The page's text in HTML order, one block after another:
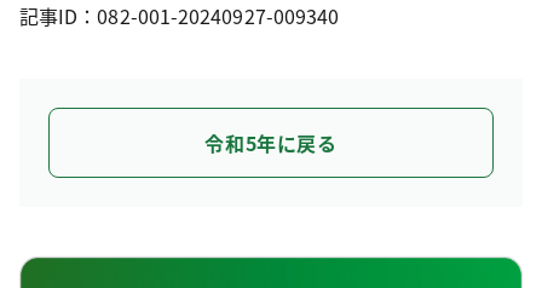
記事ID：082-001-20240927-009340
令和5年に戻る